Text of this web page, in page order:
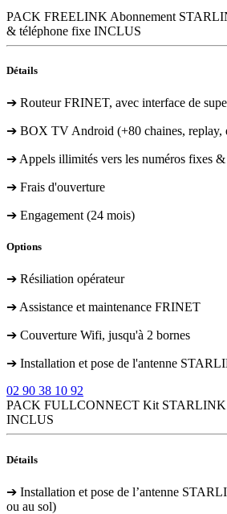
PACK FREELINK Abonnement
& téléphone fixe INCLUS
Détails
➔ Routeur FRINET, avec interface de
➔ BOX TV Android (+80 chaines, replay,
➔ Appels illimités vers les numéros fixes
➔ Frais d'ouverture
➔ Engagement (24 mois)
Options
➔ Résiliation opérateur
➔ Assistance et maintenance FRINET
➔ Couverture Wifi, jusqu'à 2 bornes
➔ Installation et pose de l'antenne
02 90 38 10 92
PACK FULLCONNECT Kit STARLINK
INCLUS
Détails
➔ Installation et pose de l’antenne
ou au sol)